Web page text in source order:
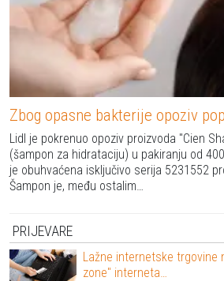
Zbog opasne bakterije opoziv
Lidl je pokrenuo opoziv proizvoda "Cien
(šampon za hidrataciju) u pakiranju od
je obuhvaćena isključivo serija 5231552
Šampon je, među ostalim…
PRIJEVARE
Lažne internetske trgovine
zone" interneta…